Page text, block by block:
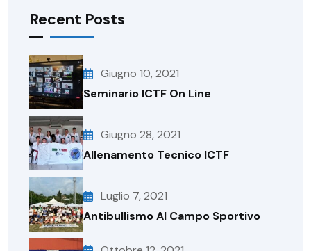
Recent Posts
Giugno 10, 2021
Seminario ICTF On Line
Giugno 28, 2021
Allenamento Tecnico ICTF
Luglio 7, 2021
Antibullismo Al Campo Sportivo